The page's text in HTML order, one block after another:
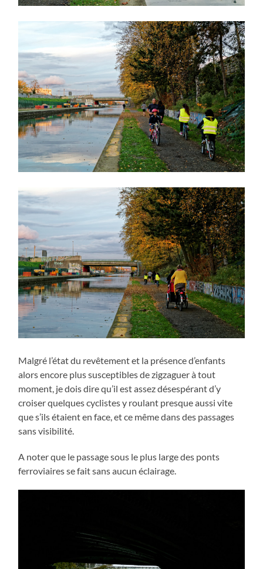
Malgré l’état du revêtement et la présence d’enfants
alors encore plus susceptibles de zigzaguer à tout
moment, je dois dire qu’il est assez désespérant d’y
croiser quelques cyclistes y roulant presque aussi vite
que s’ils étaient en face, et ce même dans des passages
sans visibilité.
A noter que le passage sous le plus large des ponts
ferroviaires se fait sans aucun éclairage.